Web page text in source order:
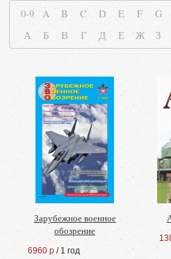
0-9 A B C D E F G
А
Б В Г Д Е Ж З
Зарубежное военное
обозрение
6960 р / 1 год